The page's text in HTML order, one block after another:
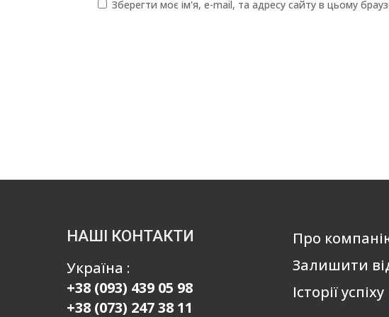
Зберегти моє ім'я, e-mail, та адресу сайту в цьому
НАШІ КОНТАКТИ
Україна :
+38 (093) 439 05 98
+38 (073) 247 38 11
Про
Залишити
Історії успіху